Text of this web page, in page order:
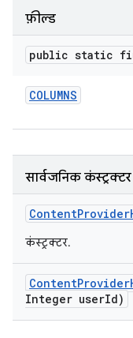
फ़ील्ड
public static
COLUMNS
सार्वजनिक कंस्ट्रक्टर
ContentProvider
कंस्ट्रक्टर.
ContentProvider
Integer userId)